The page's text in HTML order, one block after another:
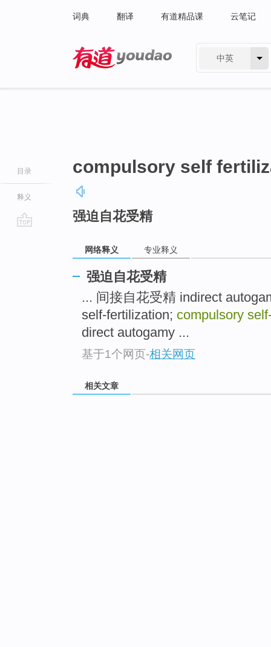
词典 翻译 有道精品课 云笔记
中英
目录
释义
compulsory self
强迫自花受精
网络释义 专业释义
强迫自花受精
... 间接自花受精 indirect
self-fertilization; compulsory
direct autogamy ...
基于1个网页-相关网页
相关文章